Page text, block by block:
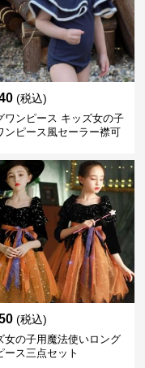
(税込)
ワンピース キッズ女の子
ンピース風セーラー襟可
(税込)
女の子用魔法使いロング
ース三点セット